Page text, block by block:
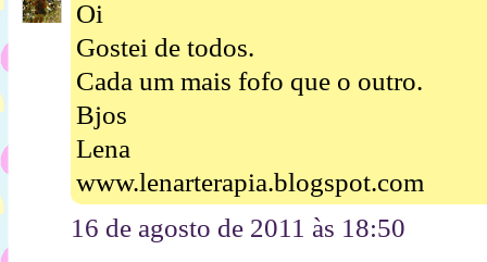
Oi
Gostei de todos.
Cada um mais fofo que o outro.
Bjos
Lena
www.lenarterapia.blogspot.com
16 de agosto de 2011 às 18:50